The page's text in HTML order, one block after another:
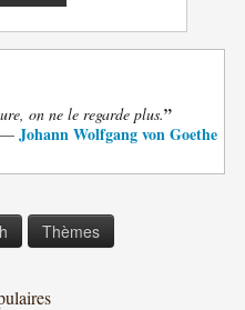
on ne le regarde plus.”
— Johann Wolfgang von Goethe
Thèmes